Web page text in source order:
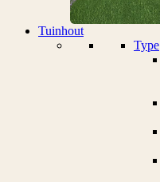
Tuinhout
Type